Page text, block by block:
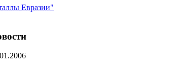
Евразии"